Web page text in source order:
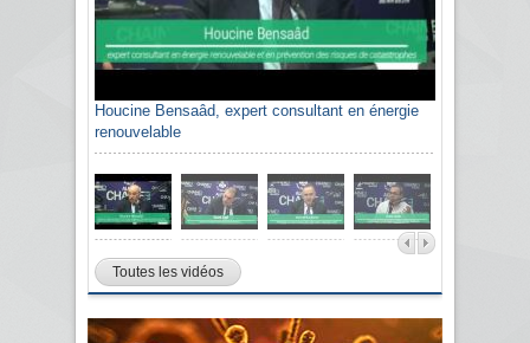
Houcine Bensaâd, expert consultant en énergie
renouvelable
Toutes les vidéos